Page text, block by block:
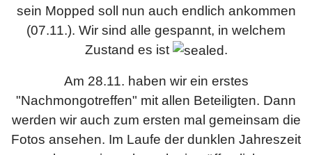
sein Mopped soll nun auch endlich ankommen
(07.11.). Wir sind alle gespannt, in welchem
Zustand es ist
.
Am 28.11. haben wir ein erstes
"Nachmongotreffen" mit allen Beteiligten. Dann
werden wir auch zum ersten mal gemeinsam die
Fotos ansehen. Im Laufe der dunklen Jahreszeit